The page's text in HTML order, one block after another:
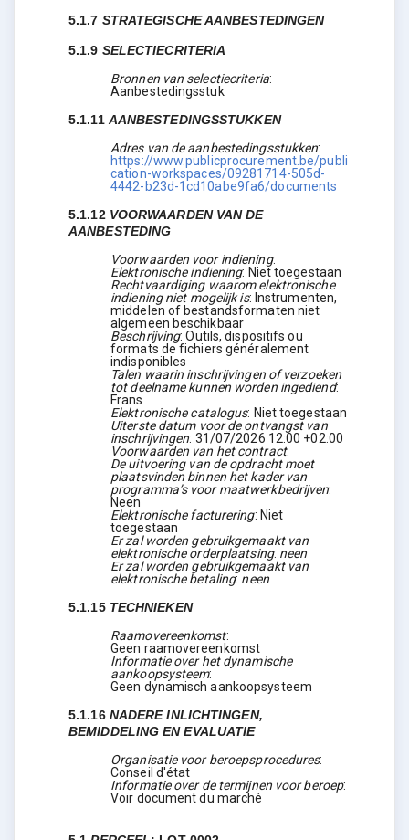
5.1.7 STRATEGISCHE AANBESTEDINGEN
5.1.9 SELECTIECRITERIA
Bronnen van selectiecriteria:
Aanbestedingsstuk
5.1.11 AANBESTEDINGSSTUKKEN
Adres van de aanbestedingsstukken:
https://www.publicprocurement.be/publi
cation-workspaces/09281714-505d-
4442-b23d-1cd10abe9fa6/documents
5.1.12 VOORWAARDEN VAN DE
AANBESTEDING
Voorwaarden voor indiening:
Elektronische indiening: Niet toegestaan
Rechtvaardiging waarom elektronische
indiening niet mogelijk is: Instrumenten,
middelen of bestandsformaten niet
algemeen beschikbaar
Beschrijving:Outils, dispositifs ou
formats de fichiers généralement
indisponibles
Talen waarin inschrijvingen of verzoeken
tot deelname kunnen worden ingediend:
Frans
Elektronische catalogus: Niet toegestaan
Uiterste datum voor de ontvangst van
inschrijvingen: 31/07/2026 12:00 +02:00
Voorwaarden van het contract:
De uitvoering van de opdracht moet
plaatsvinden binnen het kader van
programma’s voor maatwerkbedrijven:
Neen
Elektronische facturering: Niet
toegestaan
Er zal worden gebruikgemaakt van
elektronische orderplaatsing: neen
Er zal worden gebruikgemaakt van
elektronische betaling: neen
5.1.15 TECHNIEKEN
Raamovereenkomst:
Geen raamovereenkomst
Informatie over het dynamische
aankoopsysteem:
Geen dynamisch aankoopsysteem
5.1.16 NADERE INLICHTINGEN,
BEMIDDELING EN EVALUATIE
Organisatie voor beroepsprocedures:
Conseil d'état
Informatie over de termijnen voor beroep:
Voir document du marché